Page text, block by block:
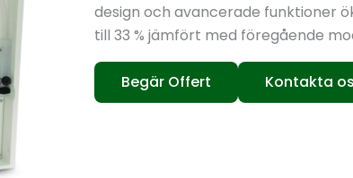
design och avancerade funktioner
till 33 % jämfört med föregående
Begär Offert Kontakta